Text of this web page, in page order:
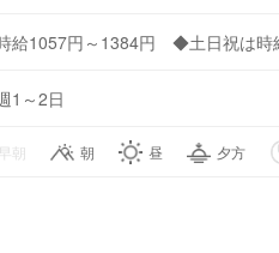
給1057円～1384円 ◆土日祝は
1～2日
朝 朝 昼 夕方